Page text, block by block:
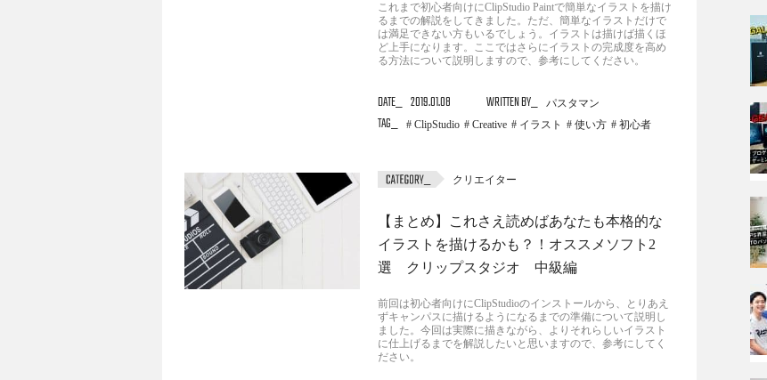
これまで初心者向けにClipStudio Paintで簡単なイラストを描け
るまでの解説をしてきました。ただ、簡単なイラストだけで
は満足できない方もいるでしょう。イラストは描けば描くほ
ど上手になります。ここではさらにイラストの完成度を高め
る方法について説明しますので、参考にしてください。
DATE 2019.01.08 WRITTEN BY パスタマン
TAG ClipStudio Creative イラスト 使い方 初心者
クリエイター
【まとめ】これさえ読めばあなたも本格的な
イラストを描けるかも？！オススメソフト2
選 クリップスタジオ 中級編
前回は初心者向けにClipStudioのインストールから、とりあえ
ずキャンパスに描けるようになるまでの準備について説明し
ました。今回は実際に描きながら、よりそれらしいイラスト
に仕上げるまでを解説したいと思いますので、参考にしてく
ださい。